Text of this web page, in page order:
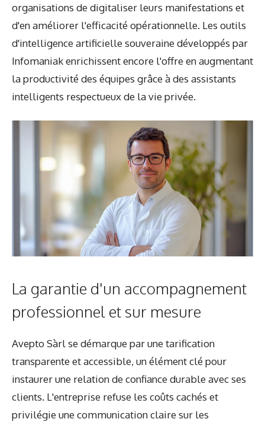
organisations de digitaliser leurs manifestations et
d'en améliorer l'efficacité opérationnelle. Les outils
d'intelligence artificielle souveraine développés par
Infomaniak enrichissent encore l'offre en augmentant
la productivité des équipes grâce à des assistants
intelligents respectueux de la vie privée.
La garantie d'un accompagnement
professionnel et sur mesure
Avepto Sàrl se démarque par une tarification
transparente et accessible, un élément clé pour
instaurer une relation de confiance durable avec ses
clients. L'entreprise refuse les coûts cachés et
privilégie une communication claire sur les